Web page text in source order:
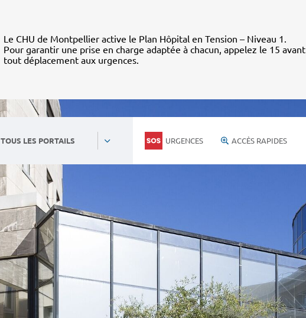
Le CHU de Montpellier active le Plan Hôpital en Tension – Niveau 1.
Pour garantir une prise en charge adaptée à chacun, appelez le 15 avant
tout déplacement aux urgences.
TOUS LES PORTAILS URGENCES ACCÈS RAPIDES